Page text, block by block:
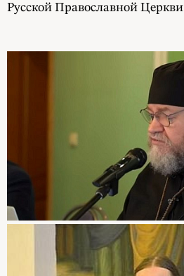
Русской Православной Церкви